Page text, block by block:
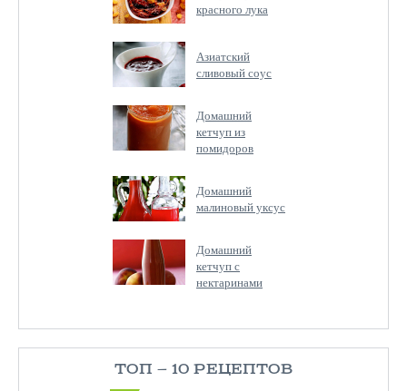
красного лука
Азиатский
сливовый соус
Домашний
кетчуп из
помидоров
Домашний
малиновый уксус
Домашний
кетчуп с
нектаринами
ТОП — 10 РЕЦЕПТОВ